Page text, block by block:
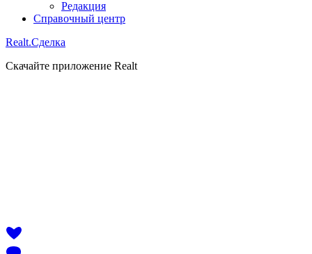
Редакция
Справочный центр
Realt.Сделка
Скачайте приложение Realt